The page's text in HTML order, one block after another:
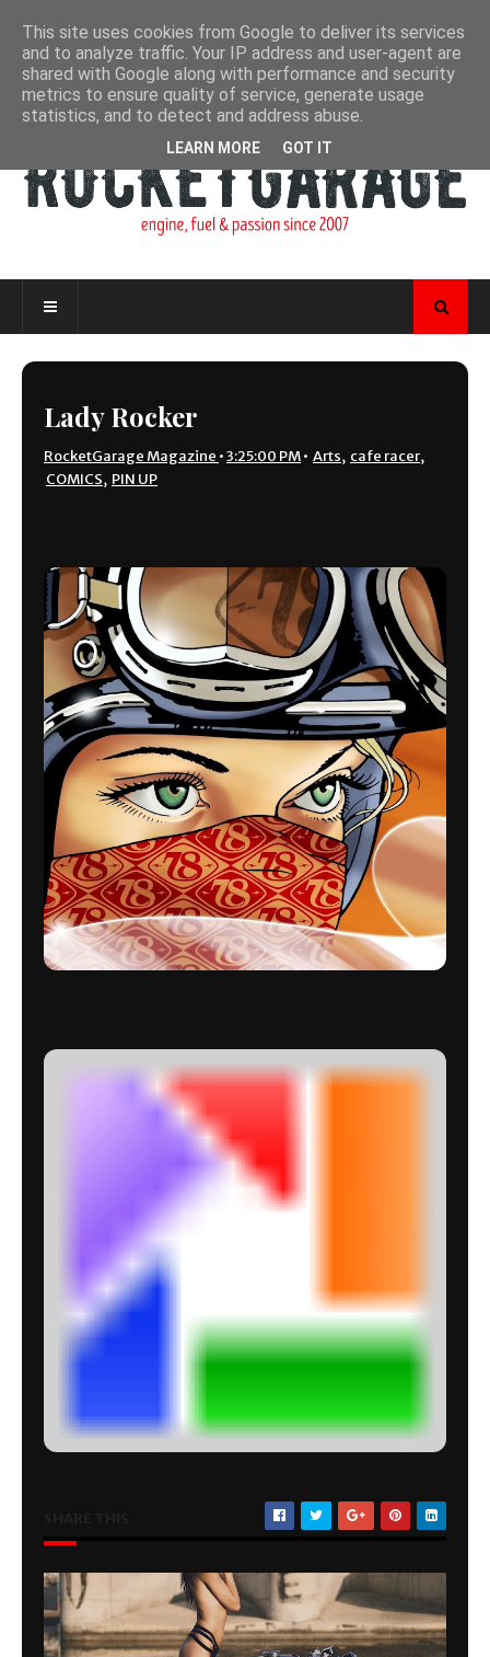
Lady Rocker
RocketGarage Magazine •3:25:00 PM• Arts, cafe racer,
COMICS, PIN UP
This site uses cookies from Google to deliver its services
and to analyze traffic. Your IP address and user-agent are
shared with Google along with performance and security
metrics to ensure quality of service, generate usage
statistics, and to detect and address abuse.
LEARN MORE GOT IT